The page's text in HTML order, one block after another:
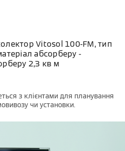
Vitosol 100-FМ, тип
абсорберу -
2,3 кв м
з клієнтами для планування
чи установки.